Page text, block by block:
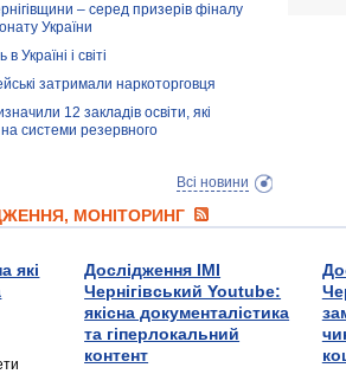
– серед призерів фіналу
України
Україні і світі
затримали наркоторговця
12 закладів освіти, які
системи резервного
Всі новини
МОНІТОРИНГ
які
Дослідження ІМІ
Чернігівський Youtube:
якісна документалістика
та гіперлокальний
контент